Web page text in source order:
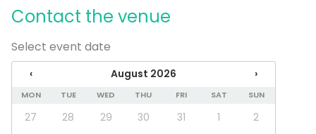
Spa / Wellness / Sauna
Meeting
Conference / Seminar
Performance / Show
Recreation
Contact the venue
Select event date
‹ August 2026 ›
MON TUE WED THU FRI SAT SUN
27 28 29 30 31 1
2